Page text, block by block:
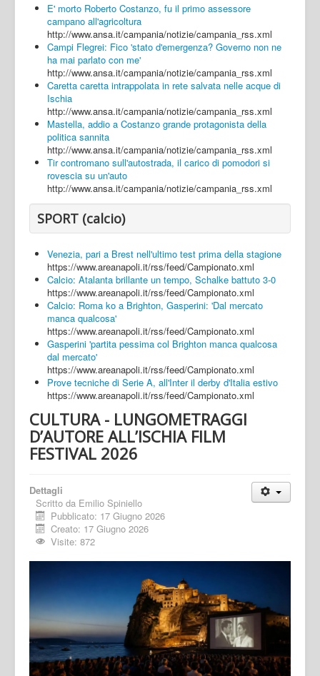
E' morto Roberto Costanzo, fu il primo assessore
campano all'agricoltura
http://www.ansa.it/campania/notizie/campania_rss.xml
Campi Flegrei: Fico 'stato d'emergenza? Governo non ne
ha mai parlato con me'
http://www.ansa.it/campania/notizie/campania_rss.xml
Caretta caretta intrappolata in rete salvata nelle acque di
Ischia
http://www.ansa.it/campania/notizie/campania_rss.xml
Mastella, addio a Costanzo grande protagonista della
politica sannita
http://www.ansa.it/campania/notizie/campania_rss.xml
Tir contromano sull'autostrada, il carico di pomodori si
rovescia su un'auto
http://www.ansa.it/campania/notizie/campania_rss.xml
SPORT (calcio)
Venezia, pari a Brest nell'ultimo test prima della stagione
https://www.areanapoli.it/rss/feed/Campionato.xml
Calcio: Atalanta brillante un tempo, Schalke battuto 3-0
https://www.areanapoli.it/rss/feed/Campionato.xml
Calcio: Roma ko a Brighton, Gasperini: 'Dal mercato
manca qualcosa'
https://www.areanapoli.it/rss/feed/Campionato.xml
Gasperini 'partita pessima col Brighton manca qualcosa
dal mercato'
https://www.areanapoli.it/rss/feed/Campionato.xml
Prove tecniche di Serie A, all'Inter il derby d'Italia estivo
https://www.areanapoli.it/rss/feed/Campionato.xml
CULTURA - LUNGOMETRAGGI
D’AUTORE ALL’ISCHIA FILM
FESTIVAL 2026
Dettagli
Scritto da Emilio Spiniello
Pubblicato: 17 Giugno 2026
Creato: 17 Giugno 2026
Visite: 872